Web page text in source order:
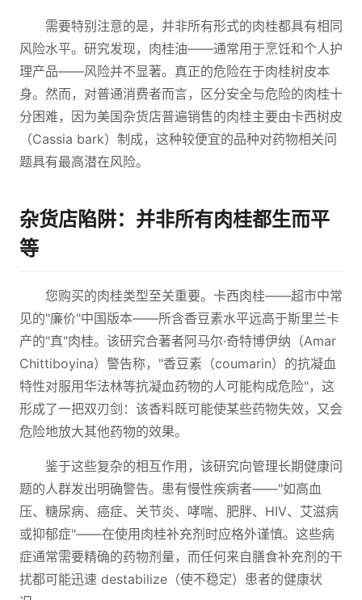
需要特别注意的是，并非所有形式的肉桂都具有相同
风险水平。研究发现，肉桂油——通常用于烹饪和个人护
理产品——风险并不显著。真正的危险在于肉桂树皮本
身。然而，对普通消费者而言，区分安全与危险的肉桂十
分困难，因为美国杂货店普遍销售的肉桂主要由卡西树皮
（Cassia bark）制成，这种较便宜的品种对药物相关问
题具有最高潜在风险。
杂货店陷阱：并非所有肉桂都生而平
等
您购买的肉桂类型至关重要。卡西肉桂——超市中常
见的"廉价"中国版本——所含香豆素水平远高于斯里兰卡
产的"真"肉桂。该研究合著者阿马尔·奇特博伊纳（Amar
Chittiboyina）警告称，"香豆素（coumarin）的抗凝血
特性对服用华法林等抗凝血药物的人可能构成危险"，这
形成了一把双刃剑：该香料既可能使某些药物失效，又会
危险地放大其他药物的效果。
鉴于这些复杂的相互作用，该研究向管理长期健康问
题的人群发出明确警告。患有慢性疾病者——"如高血
压、糖尿病、癌症、关节炎、哮喘、肥胖、HIV、艾滋病
或抑郁症"——在使用肉桂补充剂时应格外谨慎。这些病
症通常需要精确的药物剂量，而任何来自膳食补充剂的干
扰都可能迅速 destabilize（使不稳定）患者的健康状